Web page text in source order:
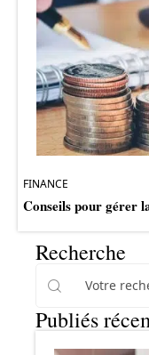
FINANCE
Conseils pour gérer
Recherche
Publiés